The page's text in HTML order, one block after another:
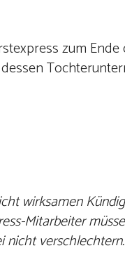
zum Ende
wirksamen
Mitarbeiter